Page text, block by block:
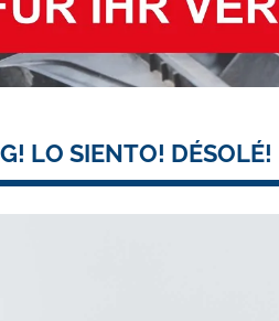
LO SIENTO! DÉSOLÉ!